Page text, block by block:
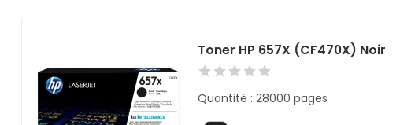
Toner HP 657X (CF470X) Noir
Quantité : 28000 pages